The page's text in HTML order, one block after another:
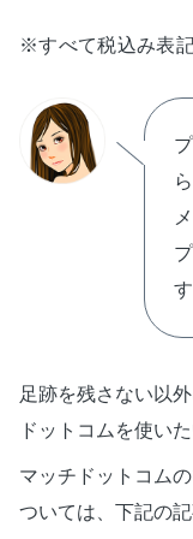
※すべて税込み表
す
足跡を残さない以
ドットコムを使い
マッチドットコム
ついては、下記の